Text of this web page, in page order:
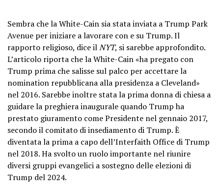
Sembra che la White-Cain sia stata inviata a Trump Park
Avenue per iniziare a lavorare con e su Trump. Il
rapporto religioso, dice ilNYT, si sarebbe approfondito.
L’articolo riporta che la White-Cain «ha pregato con
Trump prima che salisse sul palco per accettare la
nomination repubblicana alla presidenza a Cleveland»
nel 2016. Sarebbe inoltre stata la prima donna di chiesa a
guidare la preghiera inaugurale quando Trump ha
prestato giuramento come Presidente nel gennaio 2017,
secondo il comitato di insediamento di Trump. È
diventata la prima a capo dell’Interfaith Office di Trump
nel 2018. Ha svolto un ruolo importante nel riunire
diversi gruppi evangelici a sostegno delle elezioni di
Trump del 2024.